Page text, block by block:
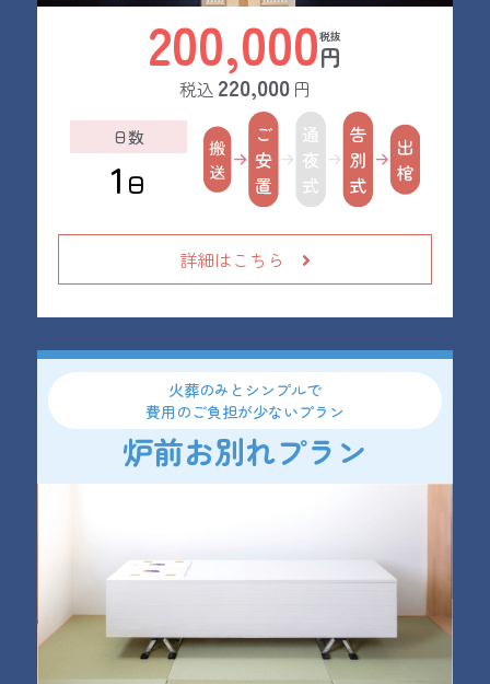
200,000円
税込 220,000 円
日数
1 日
詳細はこちら
火葬のみとシンプルで
費用のご負担が少ないプラン
炉前お別れプラン